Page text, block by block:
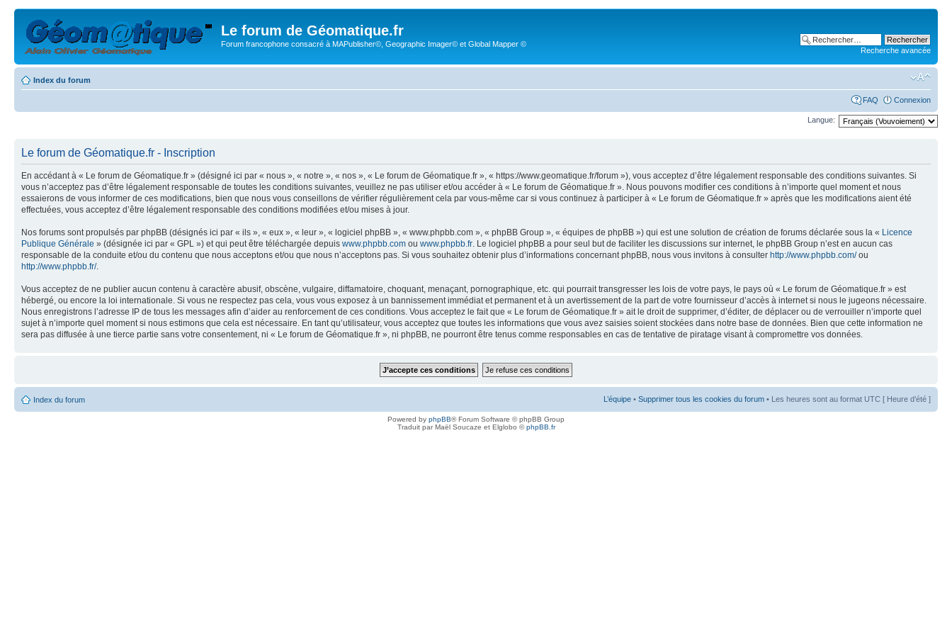
Le forum de Géomatique.fr
Forum francophone consacré à MAPublisher©, Geographic Imager© et Global Mapper ©
Recherche avancée
Index du forum
FAQ Connexion
Langue:
Le forum de Géomatique.fr - Inscription
En accédant à « Le forum de Géomatique.fr » (désigné ici par « nous », « notre », « nos », « Le forum de Géomatique.fr », « https://www.geomatique.fr/forum »), vous acceptez d’être légalement responsable des conditions suivantes. Si
vous n’acceptez pas d’être légalement responsable de toutes les conditions suivantes, veuillez ne pas utiliser et/ou accéder à « Le forum de Géomatique.fr ». Nous pouvons modifier ces conditions à n’importe quel moment et nous
essaierons de vous informer de ces modifications, bien que nous vous conseillons de vérifier régulièrement cela par vous-même car si vous continuez à participer à « Le forum de Géomatique.fr » après que les modifications aient été
effectuées, vous acceptez d’être légalement responsable des conditions modifiées et/ou mises à jour.
Nos forums sont propulsés par phpBB (désignés ici par « ils », « eux », « leur », « logiciel phpBB », « www.phpbb.com », « phpBB Group », « équipes de phpBB ») qui est une solution de création de forums déclarée sous la « Licence
Publique Générale » (désignée ici par « GPL ») et qui peut être téléchargée depuis www.phpbb.com ou www.phpbb.fr. Le logiciel phpBB a pour seul but de faciliter les discussions sur internet, le phpBB Group n’est en aucun cas
responsable de la conduite et/ou du contenu que nous acceptons et/ou que nous n’acceptons pas. Si vous souhaitez obtenir plus d’informations concernant phpBB, nous vous invitons à consulter http://www.phpbb.com/ou
http://www.phpbb.fr/.
Vous acceptez de ne publier aucun contenu à caractère abusif, obscène, vulgaire, diffamatoire, choquant, menaçant, pornographique, etc. qui pourrait transgresser les lois de votre pays, le pays où « Le forum de Géomatique.fr » est
hébergé, ou encore la loi internationale. Si vous ne respectez pas cela, vous vous exposez à un bannissement immédiat et permanent et à un avertissement de la part de votre fournisseur d’accès à internet si nous le jugeons nécessaire.
Nous enregistrons l’adresse IP de tous les messages afin d’aider au renforcement de ces conditions. Vous acceptez le fait que « Le forum de Géomatique.fr » ait le droit de supprimer, d’éditer, de déplacer ou de verrouiller n’importe quel
sujet à n’importe quel moment si nous estimons que cela est nécessaire. En tant qu’utilisateur, vous acceptez que toutes les informations que vous avez saisies soient stockées dans notre base de données. Bien que cette information ne
sera pas diffusée à une tierce partie sans votre consentement, ni « Le forum de Géomatique.fr », ni phpBB, ne pourront être tenus comme responsables en cas de tentative de piratage visant à compromettre vos données.
Index du forum L’équipe • Supprimer tous les cookies du forum • Les heures sont au format UTC [ Heure d’été ]
Powered by phpBB® Forum Software © phpBB Group
Traduit par Maël Soucaze et Elglobo ©phpBB.fr